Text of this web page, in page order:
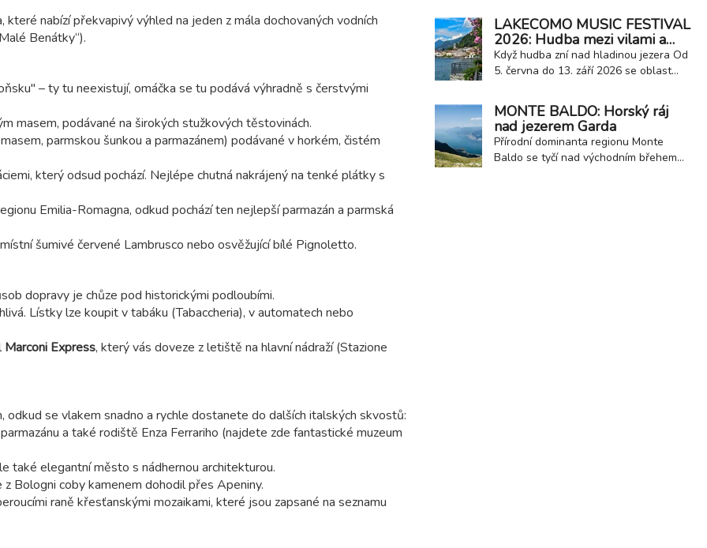
Monghidoro v Emilia-Romagna,
nedaleko Bologna na hranici s
Appeniny, promění v jednu z
nejzajímavějších gastronomických
událostí regionu – Festa del Maiale,
oslavuje...
LAKECOMO MUSIC FESTIVAL
2026: Hudba mezi vilami a
zahradami slavného jezera
Když hudba zní nad hladinou jezera Od
5. června do 13. září 2026 se oblast
otevřené koncertní pódium. LakeComo
Music Festival nabídne desítky
vystoupení v historických vilách,
zahradách s výhledem na jezero,
divadlech i v samotném centru města
MONTE BALDO: Horský ráj
nad jezerem Garda
Přírodní dominanta regionu Monte
Baldo se tyčí nad východním břehem
které nabízí překvapivý výhled na jeden z mála dochovaných vodních
Benátky“).
– ty tu neexistují, omáčka se tu podává výhradně s čerstvými
masem, podávané na širokých stužkových těstovinách.
parmskou šunkou a parmazánem) podávané v horkém, čistém
který odsud pochází. Nejlépe chutná nakrájený na tenké plátky s
Emilia-Romagna, odkud pochází ten nejlepší parmazán a parmská
šumivé červené Lambrusco nebo osvěžující bílé Pignoletto.
dopravy je chůze pod historickými podloubími.
Lístky lze koupit v tabáku (Tabaccheria), v automatech nebo
Marconi Express, který vás doveze z letiště na hlavní nádraží (Stazione
se vlakem snadno a rychle dostanete do dalších italských skvostů:
a také rodiště Enza Ferrariho (najdete zde fantastické muzeum
také elegantní město s nádhernou architekturou.
z Bologni coby kamenem dohodil přes Apeniny.
raně křesťanskými mozaikami, které jsou zapsané na seznamu